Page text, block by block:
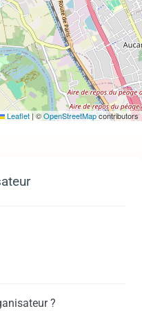
Leaflet | ©OpenStreetMapcontributors
?